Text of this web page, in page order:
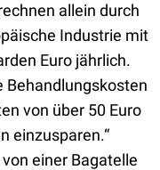
allein durch
Industrie mit
Euro jährlich.
Behandlungskosten
von über 50 Euro
einzusparen.“
einer Bagatelle